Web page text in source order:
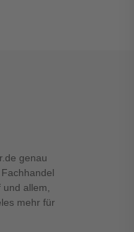
genau
allem,
mehr für